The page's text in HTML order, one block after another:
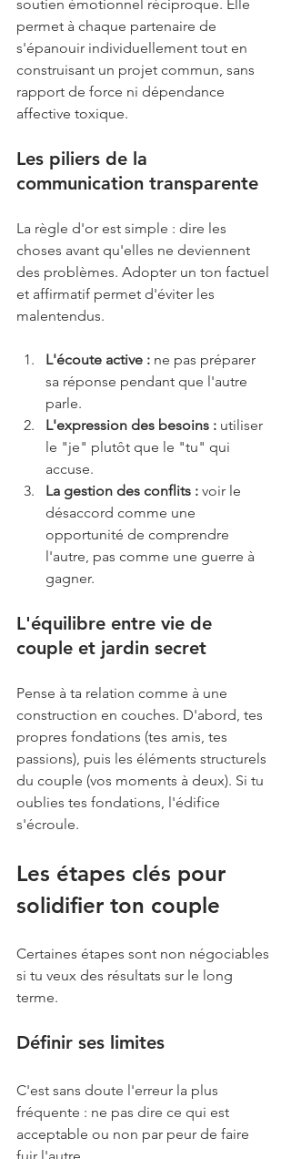
soutien émotionnel réciproque. Elle
permet à chaque partenaire de
s'épanouir individuellement tout en
construisant un projet commun, sans
rapport de force ni dépendance
affective toxique.
Les piliers de la
communication transparente
La règle d'or est simple : dire les
choses avant qu'elles ne deviennent
des problèmes. Adopter un ton factuel
et affirmatif permet d'éviter les
malentendus.
L'écoute active : ne pas préparer
sa réponse pendant que l'autre
parle.
L'expression des besoins : utiliser
le "je" plutôt que le "tu" qui
accuse.
La gestion des conflits : voir le
désaccord comme une
opportunité de comprendre
l'autre, pas comme une guerre à
gagner.
L'équilibre entre vie de
couple et jardin secret
Pense à ta relation comme à une
construction en couches. D'abord, tes
propres fondations (tes amis, tes
passions), puis les éléments structurels
du couple (vos moments à deux). Si tu
oublies tes fondations, l'édifice
s'écroule.
Les étapes clés pour
solidifier ton couple
Certaines étapes sont non négociables
si tu veux des résultats sur le long
terme.
Définir ses limites
C'est sans doute l'erreur la plus
fréquente : ne pas dire ce qui est
acceptable ou non par peur de faire